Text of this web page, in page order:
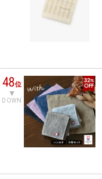
48位
DOWN